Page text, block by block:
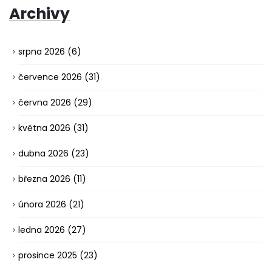
Archivy
srpna 2026 (6)
července 2026 (31)
června 2026 (29)
května 2026 (31)
dubna 2026 (23)
března 2026 (11)
února 2026 (21)
ledna 2026 (27)
prosince 2025 (23)